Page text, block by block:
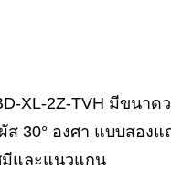
XL-2Z-TVH มีขนา
30° องศา แบบสอง
และแนวแกน